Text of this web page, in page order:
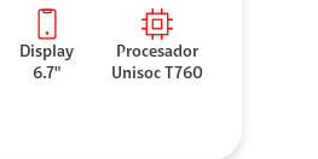
Display
6.7"
Procesador
Unisoc T760